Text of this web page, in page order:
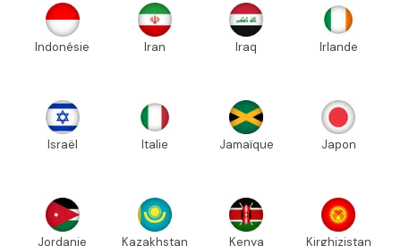
Indonésie Iran Iraq Irlande
Israël Italie Jamaïque Japon
Jordanie Kazakhstan Kenya Kirghizistan